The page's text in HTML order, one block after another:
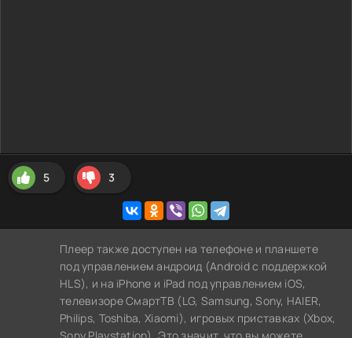
5 3
Плеер также доступен на телефоне и планшете
под управлением андроид (Android с поддержкой
HLS), и на iPhone и iPad под управлением iOS,
телевизоре СмартТВ (LG, Samsung, Sony, HAIER,
Philips, Toshiba, Xiaomi), игровых приставках (Xbox,